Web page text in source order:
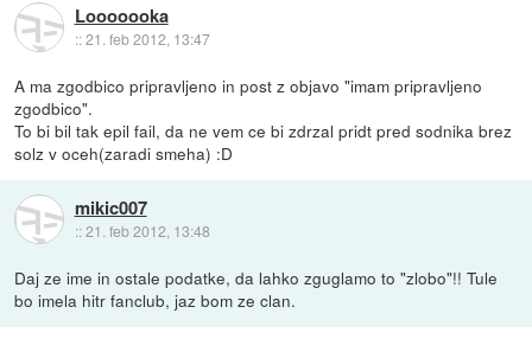
Looooooka
::21. feb 2012, 13:47
A ma zgodbico pripravljeno in post z objavo "imam pripravljeno
zgodbico".
To bi bil tak epil fail, da ne vem ce bi zdrzal pridt pred sodnika brez
solz v oceh(zaradi smeha) :D
mikic007
::21. feb 2012, 13:48
Daj ze ime in ostale podatke, da lahko zguglamo to "zlobo"!! Tule
bo imela hitr fanclub, jaz bom ze clan.